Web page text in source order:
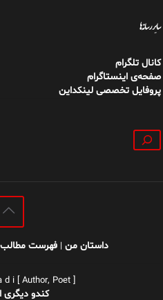
سایر رسانه‌ها
کانال تلگرام
صفحه‌ی اینستاگرام
پروفایل تخصصی لینکداین
جستجو
داستان من |فهرست مطالب
d i [ Author, Poet ]
کندو دیگری